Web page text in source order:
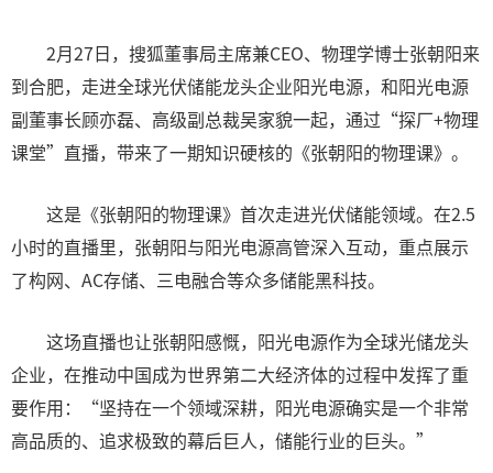
2月27日，搜狐董事局主席兼CEO、物理学博士张朝阳来
到合肥，走进全球光伏储能龙头企业阳光电源，和阳光电源
副董事长顾亦磊、高级副总裁吴家貌一起，通过“探厂+物理
课堂”直播，带来了一期知识硬核的《张朝阳的物理课》。
这是《张朝阳的物理课》首次走进光伏储能领域。在2.5
小时的直播里，张朝阳与阳光电源高管深入互动，重点展示
了构网、AC存储、三电融合等众多储能黑科技。
这场直播也让张朝阳感慨，阳光电源作为全球光储龙头
企业，在推动中国成为世界第二大经济体的过程中发挥了重
要作用：“坚持在一个领域深耕，阳光电源确实是一个非常
高品质的、追求极致的幕后巨人，储能行业的巨头。”